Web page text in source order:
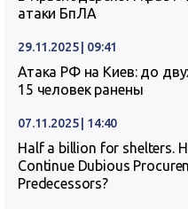
атаки БпЛА
29.11.2025 | 09:41
Атака РФ на Киев: до
15 человек ранены
07.11.2025 | 14:40
Half a billion for shelters.
Continue Dubious
Predecessors?